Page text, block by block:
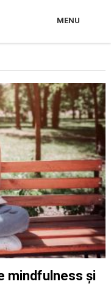
MENU
mindfulness și